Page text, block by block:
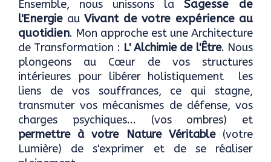
Ensemble, nous unissons la Sagesse de
l'Energie auVivant de votre expérience au
quotidien. Mon approche est une Architecture
de Transformation : L' Alchimie de l'Être. Nous
plongeons au Cœur de vos structures
intérieures pour libérer holistiquement les
liens de vos souffrances, ce qui stagne,
transmuter vos mécanismes de défense, vos
charges psychiques... (vos ombres) et
permettre à votre Nature Véritable(votre
Lumière) de s'exprimer et de se réaliser